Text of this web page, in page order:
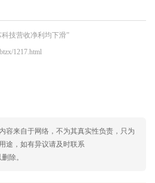
技营收净利均下滑”
1217.html
容来自于网络，不为其真实性负责，只为
途，如有异议请及时联系
除。